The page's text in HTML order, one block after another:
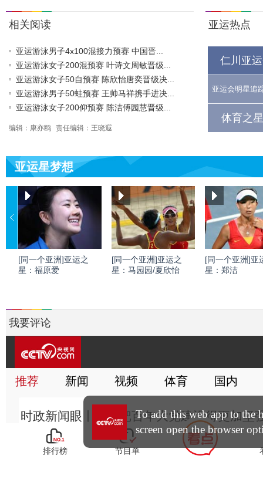
相关阅读
亚运游泳男子4x100混接力预赛 中国晋...
亚运游泳女子200混预赛 叶诗文周敏晋级...
亚运游泳女子50自预赛 陈欣怡唐奕晋级决...
亚运游泳男子50蛙预赛 王帅马祥携手进决...
亚运游泳女子200仰预赛 陈洁傅园慧晋级...
编辑：康亦鸥 责任编辑：王晓遐
亚运热点
仁川亚
亚运会明星追
体育之
亚运星梦想
[同一个亚洲]亚运之
星：福原爱
[同一个亚洲]亚运之
星：马园园/夏欣怡
[同一个亚洲]亚
星：郑洁
我要评论